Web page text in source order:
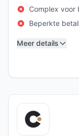
Complex voor
Beperkte
Meer details